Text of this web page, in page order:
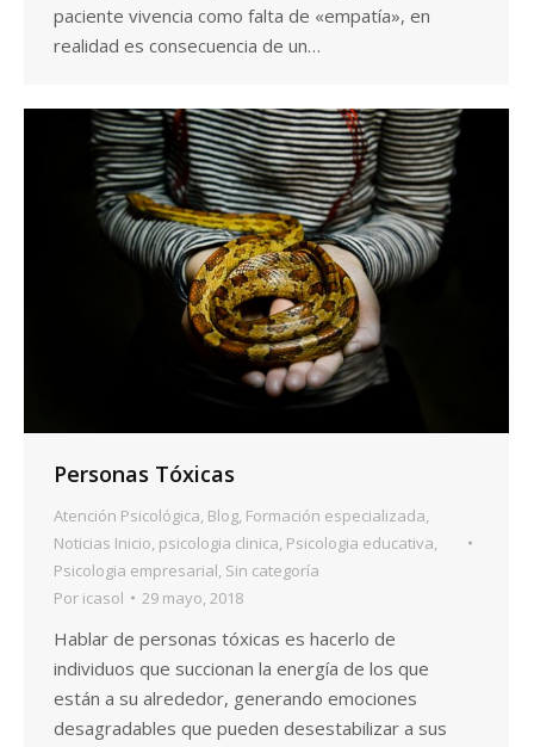
paciente vivencia como falta de «empatía», en
realidad es consecuencia de un…
Personas Tóxicas
Atención Psicológica, Blog, Formación especializada,
Noticias Inicio, psicologia clinica, Psicologia educativa,
Psicologia empresarial, Sin categoría
Por icasol 29 mayo, 2018
Hablar de personas tóxicas es hacerlo de
individuos que succionan la energía de los que
están a su alrededor, generando emociones
desagradables que pueden desestabilizar a sus